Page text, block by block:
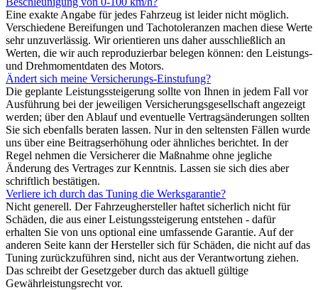
Eine exakte Angabe für jedes Fahrzeug ist leider nicht möglich.
Verschiedene Bereifungen und Tachotoleranzen machen diese Werte
sehr unzuverlässig. Wir orientieren uns daher ausschließlich an
Werten, die wir auch reproduzierbar belegen können: den Leistungs-
und Drehmomentdaten des Motors.
Ändert sich meine Versicherungs-Einstufung?
Die geplante Leistungssteigerung sollte von Ihnen in jedem Fall vor
Ausführung bei der jeweiligen Versicherungsgesellschaft angezeigt
werden; über den Ablauf und eventuelle Vertragsänderungen sollten
Sie sich ebenfalls beraten lassen. Nur in den seltensten Fällen wurde
uns über eine Beitragserhöhung oder ähnliches berichtet. In der
Regel nehmen die Versicherer die Maßnahme ohne jegliche
Änderung des Vertrages zur Kenntnis. Lassen sie sich dies aber
schriftlich bestätigen.
Verliere ich durch das Tuning die Werksgarantie?
Nicht generell. Der Fahrzeughersteller haftet sicherlich nicht für
Schäden, die aus einer Leistungssteigerung entstehen - dafür
erhalten Sie von uns optional eine umfassende Garantie. Auf der
anderen Seite kann der Hersteller sich für Schäden, die nicht auf das
Tuning zurückzuführen sind, nicht aus der Verantwortung ziehen.
Das schreibt der Gesetzgeber durch das aktuell gültige
Gewährleistungsrecht vor.